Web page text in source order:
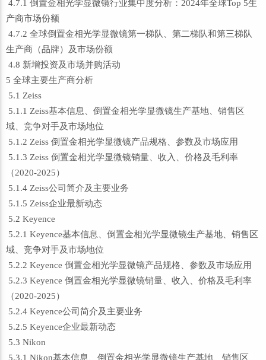
4.7.1 倒置金相光学显微镜行业集中度分析：2024年全球Top 5生
产商市场份额
4.7.2 全球倒置金相光学显微镜第一梯队、第二梯队和第三梯队
生产商（品牌）及市场份额
4.8 新增投资及市场并购活动
5 全球主要生产商分析
5.1 Zeiss
5.1.1 Zeiss基本信息、倒置金相光学显微镜生产基地、销售区
域、竞争对手及市场地位
5.1.2 Zeiss 倒置金相光学显微镜产品规格、参数及市场应用
5.1.3 Zeiss 倒置金相光学显微镜销量、收入、价格及毛利率
（2020-2025）
5.1.4 Zeiss公司简介及主要业务
5.1.5 Zeiss企业最新动态
5.2 Keyence
5.2.1 Keyence基本信息、倒置金相光学显微镜生产基地、销售区
域、竞争对手及市场地位
5.2.2 Keyence 倒置金相光学显微镜产品规格、参数及市场应用
5.2.3 Keyence 倒置金相光学显微镜销量、收入、价格及毛利率
（2020-2025）
5.2.4 Keyence公司简介及主要业务
5.2.5 Keyence企业最新动态
5.3 Nikon
5.3.1 Nikon基本信息、倒置金相光学显微镜生产基地、销售区